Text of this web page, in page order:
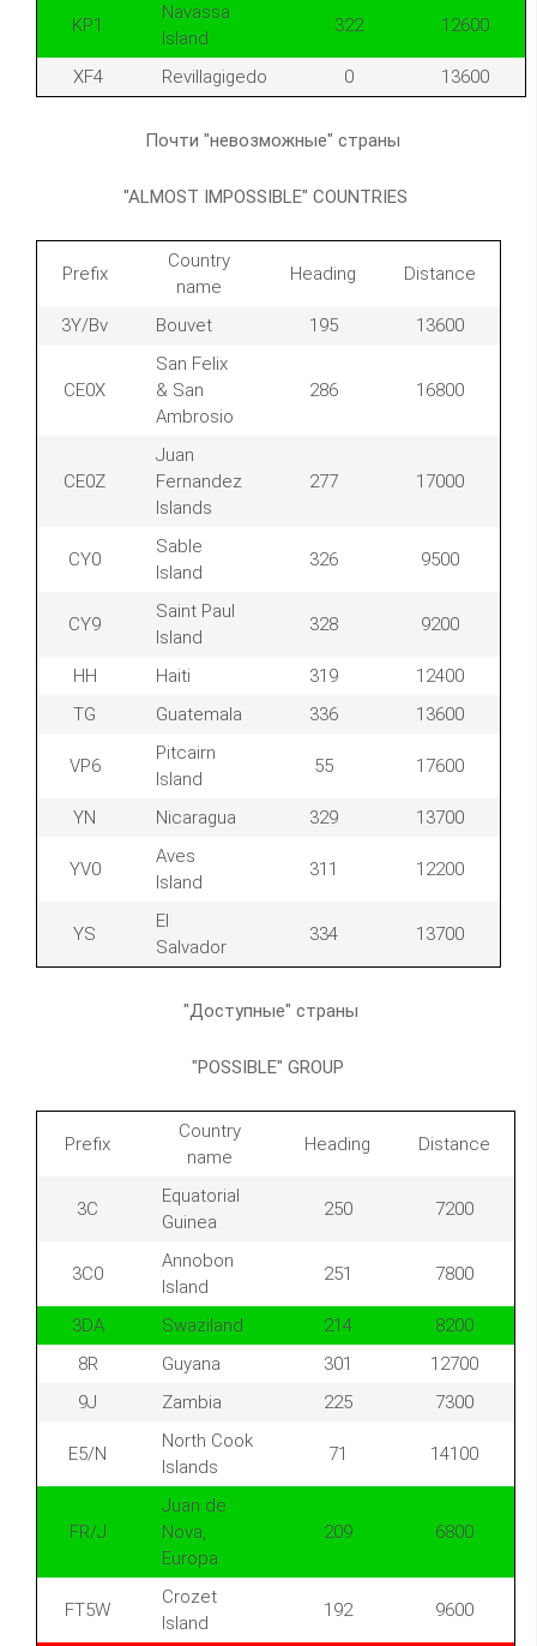
KP1
Navassa
Island
322 12600
XF4 Revillagigedo 0 13600
Почти "невозможные" страны
"ALMOST IMPOSSIBLE" COUNTRIES
Prefix
Country
name
Heading Distance
3Y/Bv Bouvet 195 13600
CE0X
San Felix
& San
Ambrosio
286 16800
CE0Z
Juan
Fernandez
Islands
277 17000
CY0
Sable
Island
326 9500
CY9
Saint Paul
Island
328 9200
HH Haiti 319
12400
TG
Guatemala 336 13600
VP6
Pitcairn
Island
55 17600
YN Nicaragua 329 13700
YV0
Aves
Island
311 12200
YS
El
Salvador
334 13700
"Доступные" страны
"POSSIBLE" GROUP
Prefix
Country
name
Heading Distance
3C
Equatorial
Guinea
250 7200
3C0
Annobon
Island
251 7800
3DA Swaziland 214
8200
8R
Guyana 301
12700
9J
Zambia 225 7300
E5/N
North Cook
Islands
71 14100
FR/J
Juan de
Nova,
Europa
209 6800
FT5W
Crozet
Island
192 9600